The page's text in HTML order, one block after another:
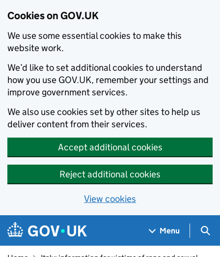
Cookies on GOV.UK
We use some essential cookies to make this
website work.
We’d like to set additional cookies to understand
how you use GOV.UK, remember your settings and
improve government services.
We also use cookies set by other sites to help us
deliver content from their services.
Accept additional cookies
Reject additional cookies
View cookies
Skip to main content
Navigation menu
Menu